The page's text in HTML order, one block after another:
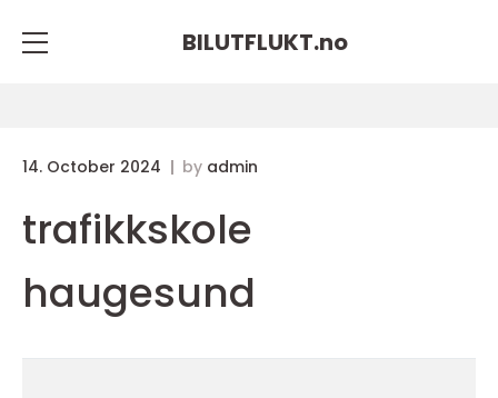
BILUTFLUKT.no
14. October 2024 by admin
trafikkskole
haugesund